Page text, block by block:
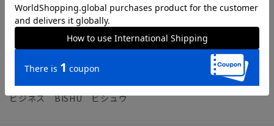
ットな表面感、そして、粗野な生地感が特徴の英国生地さなが
らの素材を採用。ハンドメイドの立体的なシルエットを活か
す、仕立て映えするファブリックです。MADE in JAPANにこ
だわった尾州産を証明する、「尾」がデザインされたロゴネー
ムが目印です。
ビジネス BISHU ビシュウ